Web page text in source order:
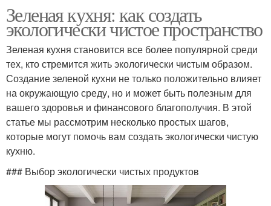
Зеленая кухня: как создать
экологически чистое пространство
Зеленая кухня становится все более популярной среди
тех, кто стремится жить экологически чистым образом.
Создание зеленой кухни не только положительно влияет
на окружающую среду, но и может быть полезным для
вашего здоровья и финансового благополучия. В этой
статье мы рассмотрим несколько простых шагов,
которые могут помочь вам создать экологически чистую
кухню.
### Выбор экологически чистых продуктов